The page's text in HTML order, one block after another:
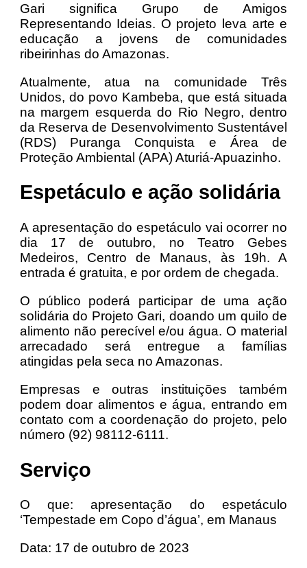
Gari significa Grupo de Amigos
Representando Ideias. O projeto leva arte e
educação a jovens de comunidades
ribeirinhas do Amazonas.
Atualmente, atua na comunidade Três
Unidos, do povo Kambeba, que está situada
na margem esquerda do Rio Negro, dentro
da Reserva de Desenvolvimento Sustentável
(RDS) Puranga Conquista e Área de
Proteção Ambiental (APA) Aturiá-Apuazinho.
Espetáculo e ação solidária
A apresentação do espetáculo vai ocorrer no
dia 17 de outubro, no Teatro Gebes
Medeiros, Centro de Manaus, às 19h. A
entrada é gratuita, e por ordem de chegada.
O público poderá participar de uma ação
solidária do Projeto Gari, doando um quilo de
alimento não perecível e/ou água. O material
arrecadado será entregue a famílias
atingidas pela seca no Amazonas.
Empresas e outras instituições também
podem doar alimentos e água, entrando em
contato com a coordenação do projeto, pelo
número (92) 98112-6111.
Serviço
O que: apresentação do espetáculo
‘Tempestade em Copo d’água’, em Manaus
Data: 17 de outubro de 2023